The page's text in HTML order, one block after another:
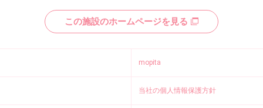
この施設のホームページを見る
mopita
当社の個人情報保護方針